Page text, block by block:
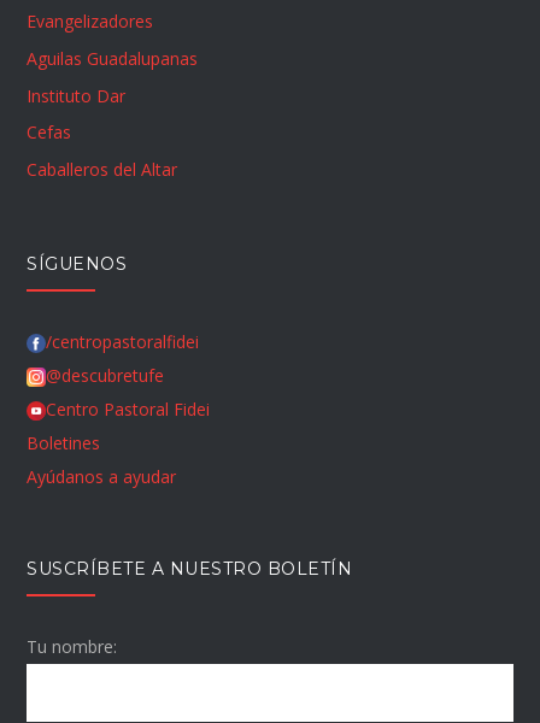
Evangelizadores
Aguilas Guadalupanas
Instituto Dar
Cefas
Caballeros del Altar
SÍGUENOS
/centropastoralfidei
@descubretufe
Centro Pastoral Fidei
Boletines
Ayúdanos a ayudar
SUSCRÍBETE A NUESTRO BOLETÍN
Tu nombre: